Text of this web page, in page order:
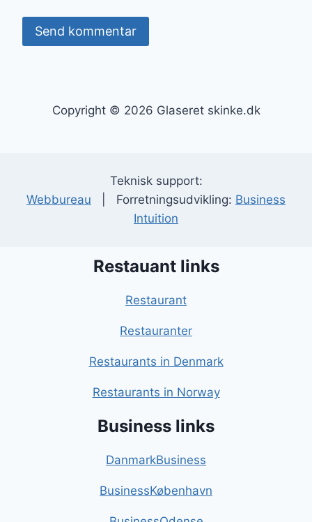
Copyright © 2026 Glaseret skinke.dk
Teknisk support:
Webbureau | Forretningsudvikling: Business
Intuition
Restauant links
Restaurant
Restauranter
Restaurants in Denmark
Restaurants in Norway
Business links
DanmarkBusiness
BusinessKøbenhavn